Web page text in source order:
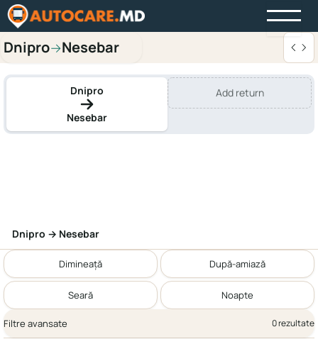
Dnipro→Nesebar
Dnipro
Nesebar
Add return
Dnipro → Nesebar
Dimineață După-amiază
Seară Noapte
Filtre avansate 0 rezultate